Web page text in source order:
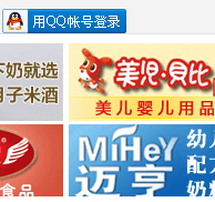
米酒 惠州市美儿婴儿用品